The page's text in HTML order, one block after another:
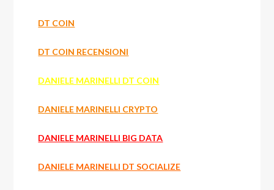
DT COIN
DT COIN RECENSIONI
DANIELE MARINELLI DT COIN
DANIELE MARINELLI CRYPTO
DANIELE MARINELLI BIG DATA
DANIELE MARINELLI DT SOCIALIZE